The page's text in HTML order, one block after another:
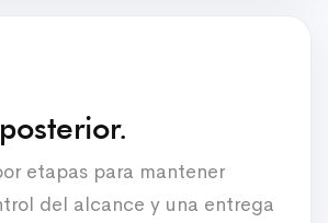
etapas para mantener
del alcance y una entrega